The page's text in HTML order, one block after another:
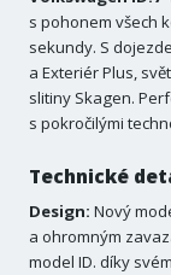
s pohonem všech
sekundy. S
a Exteriér Plus,
slitiny Skagen.
s pokročilými
Technické
Design: Nový
a ohromným
model ID. díky